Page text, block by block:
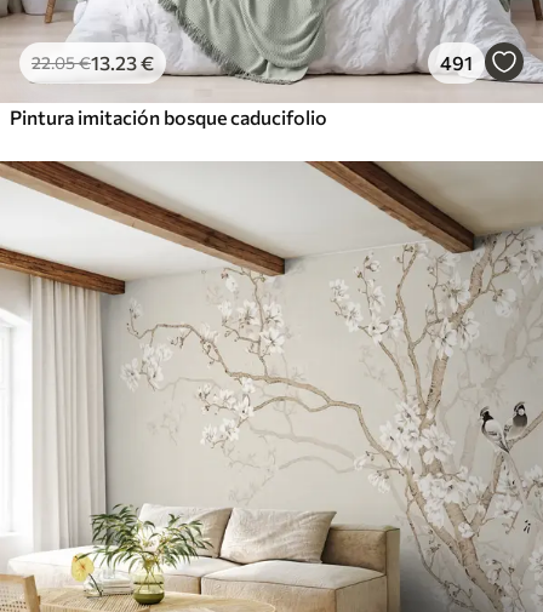
22.05€13 .23€ 491
Pintura imitación bosque caducifolio